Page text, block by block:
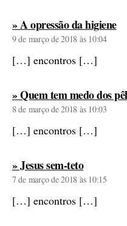
» A opressão da higienediz:
9 de março de 2018 às 10:04
[…] encontros […]
» Quem tem medo dos
8 de março de 2018 às 10:03
[…] encontros […]
» Jesus sem-tetodiz:
7 de março de 2018 às 10:15
[…] encontros […]